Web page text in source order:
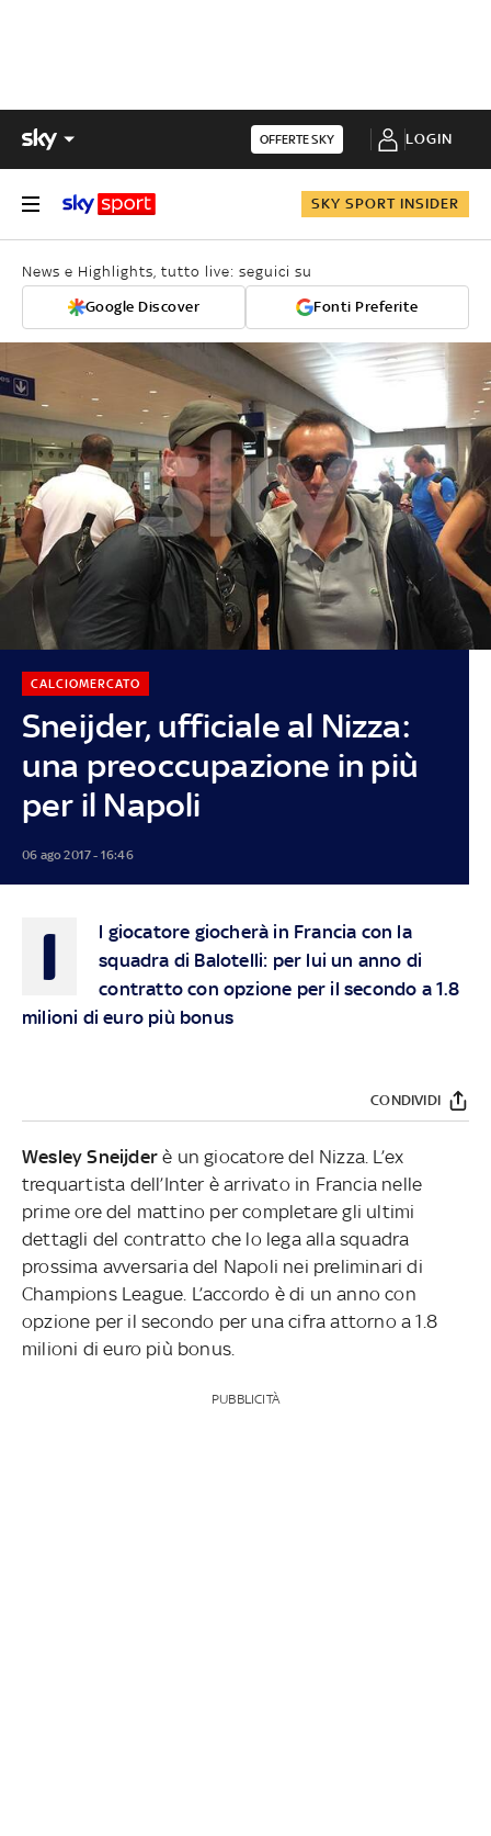
OFFERTE SKY LOGIN
SKY SPORT INSIDER
News e Highlights, tutto live: seguici su
Google Discover Fonti Preferite
Sneijder, ufficiale al Nizza:
una preoccupazione in più
per il Napoli
CALCIOMERCATO
06 ago 2017 - 16:46
I
l giocatore giocherà in Francia con la
squadra di Balotelli: per lui un anno di
contratto con opzione per il secondo a 1.8
milioni di euro più bonus
CONDIVIDI
Wesley Sneijder è un giocatore del Nizza. L’ex
trequartista dell’Inter è arrivato in Francia nelle
prime ore del mattino per completare gli ultimi
dettagli del contratto che lo lega alla squadra
prossima avversaria del Napoli nei preliminari di
Champions League. L’accordo è di un anno con
opzione per il secondo per una cifra attorno a 1.8
milioni di euro più bonus.
PUBBLICITÀ